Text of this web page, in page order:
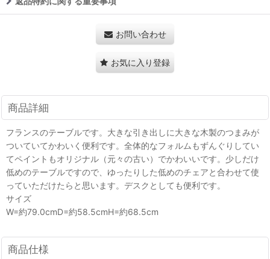
お問い合わせ
お気に入り登録
商品詳細
フランスのテーブルです。大きな引き出しに大きな木製のつまみが
ついていてかわいく便利です。全体的なフォルムもずんぐりしてい
てペイントもオリジナル（元々の古い）でかわいいです。少しだけ
低めのテーブルですので、ゆったりした低めのチェアと合わせて使
っていただけたらと思います。デスクとしても便利です。
サイズ
W=約79.0cmD=約58.5cmH=約68.5cm
商品仕様